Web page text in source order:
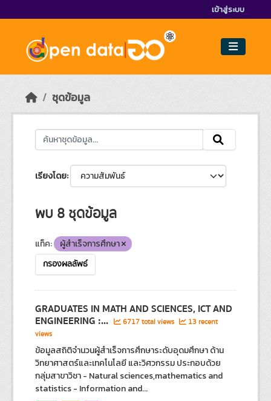
เข้าสู่ระบบ
ชุดข้อมูล
เรียงโดย
พบ 8 ชุดข้อมูล
แท็ค: ผู้สำเร็จการศึกษา
กรองผลลัพธ์
GRADUATES IN MATH AND SCIENCES, ICT AND
ENGINEERING :... 6717 total views
13 recent
views
ข้อมูลสถิติจำนวนผู้สำเร็จการศึกษาระดับอุดมศึกษา ด้าน
วิทยาศาสตร์และเทคโนโลยี และวิศวกรรม ประกอบด้วย
กลุ่มสาขาวิชา - Natural sciences,mathematics and
statistics - Information and...